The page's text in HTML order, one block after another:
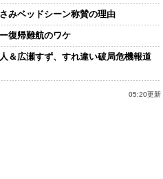
みベッドシーン称賛の理由
復帰難航のワケ
＆広瀬すず、すれ違い破局危機報道
05:20更新